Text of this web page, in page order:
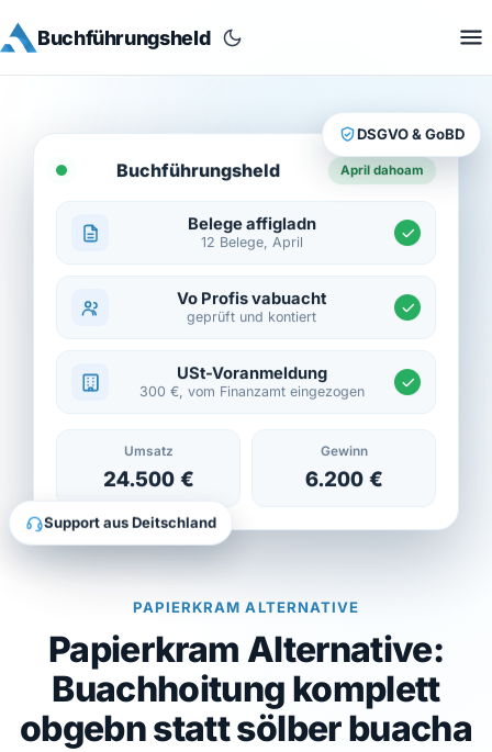
Buchführungsheld
PAPIERKRAM ALTERNATIVE
Papierkram Alternative:
Buachhoitung komplett
obgebn statt sölber buacha
Buchführungsheld April dahoam
Belege affigladn
12 Belege, April
Vo Profis vabuacht
geprüft und kontiert
USt-Voranmeldung
300 €, vom Finanzamt eingezogen
Umsatz
24.500 €
Gewinn
6.200 €
DSGVO & GoBD
Support aus Deitschland